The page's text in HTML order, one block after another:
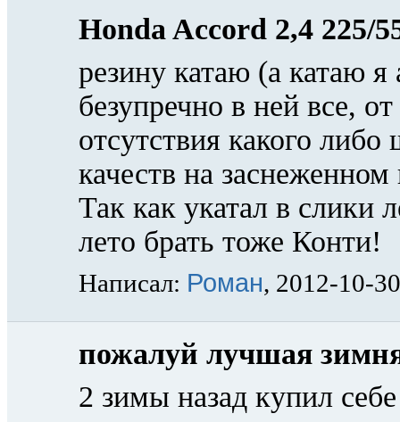
Honda Accord 2,4 225/
резину катаю (а катаю я
безупречно в ней все,
отсутствия какого
качеств на
Так как укатал в
лето брать тоже Конти!
Написал: Роман, 2012-10-30
пожалуй лучшая
2 зимы назад купил